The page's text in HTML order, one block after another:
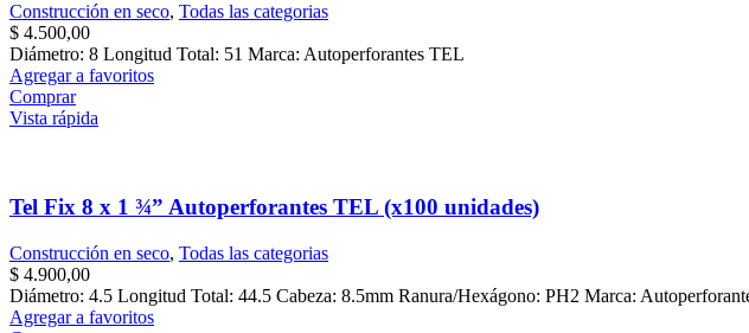
Construcción en seco, Todas las categorias
$ 4.500,00
Diámetro: 8 Longitud Total: 51 Marca: Autoperforantes TEL
Agregar a favoritos
Comprar
Vista rápida
Tel Fix 8 x 1 ¾” Autoperforantes TEL (x100 unidades)
Construcción en seco, Todas las categorias
$ 4.900,00
Diámetro: 4.5 Longitud Total: 44.5 Cabeza: 8.5mm Ranura/Hexágono: PH2 Marca:
Agregar a favoritos